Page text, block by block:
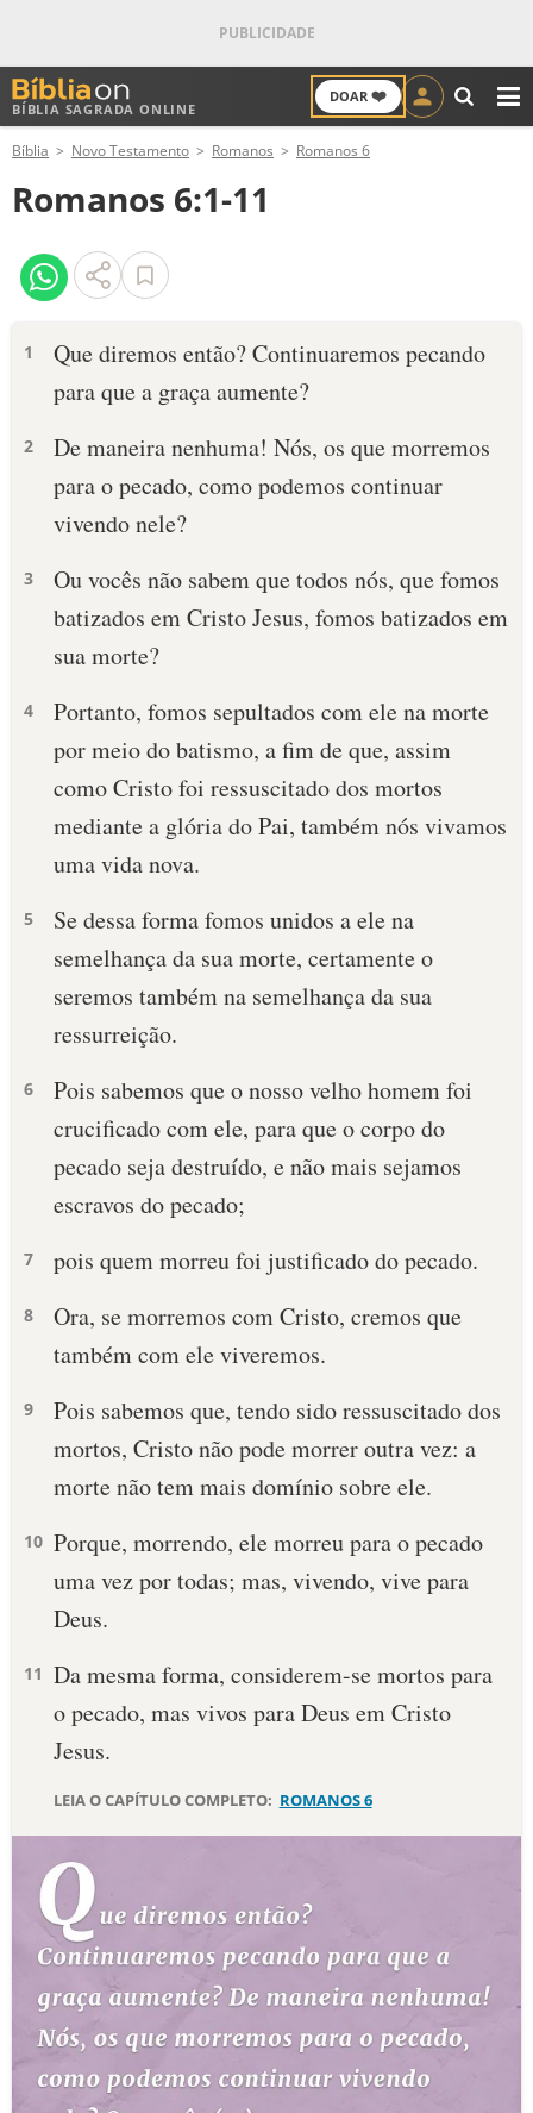
BÍBLIA SAGRADA ONLINE
DOAR ❤️
ANTIGO TESTAMENTO
NOVO TESTAMENTO
VERSÍCULOS
PALAVRA DO DIA
SALMO DO DIA
DEVOCIONAL DIÁRIO
10 MANDAMENTOS
ESBOÇOS DE PREGAÇÃO
TEMAS
PERGUNTE À BÍBLIA IA
LOJA BÍBLIAON
Bíblia Novo Testamento Romanos Romanos 6
Romanos 6:1-11
1
Que diremos então? Continuaremos pecando
para que a graça aumente?
2
De maneira nenhuma! Nós, os que morremos
para o pecado, como podemos continuar
vivendo nele?
3
Ou vocês não sabem que todos nós, que fomos
batizados em Cristo Jesus, fomos batizados em
sua morte?
4
Portanto, fomos sepultados com ele na morte
por meio do batismo, a fim de que, assim
como Cristo foi ressuscitado dos mortos
mediante a glória do Pai, também nós vivamos
uma vida nova.
5
Se dessa forma fomos unidos a ele na
semelhança da sua morte, certamente o
seremos também na semelhança da sua
ressurreição.
6
Pois sabemos que o nosso velho homem foi
crucificado com ele, para que o corpo do
pecado seja destruído, e não mais sejamos
escravos do pecado;
7 pois quem morreu foi justificado do pecado.
8
Ora, se morremos com Cristo, cremos que
também com ele viveremos.
9
Pois sabemos que, tendo sido ressuscitado dos
mortos, Cristo não pode morrer outra vez: a
morte não tem mais domínio sobre ele.
10 Porque, morrendo, ele morreu para o pecado
uma vez por todas; mas, vivendo, vive para
Deus.
11 Da mesma forma, considerem-se mortos para
o pecado, mas vivos para Deus em Cristo
Jesus.
LEIA O CAPÍTULO COMPLETO: ROMANOS 6